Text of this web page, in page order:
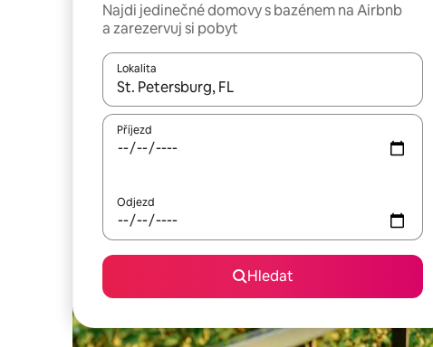
Najdi jedinečné domovy s bazénem na Airbnb
a zarezervuj si pobyt
Lokalita
Až budou výsledky k dispozici, můžeš si je
Příjezd
Odjezd
Hledat